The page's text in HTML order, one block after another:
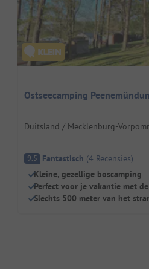
Ostseecamping
Duitsland / Mecklenburg-
9.5 Fantastisch (4 Recensies)
Kleine, gezellige boscamping
Perfect voor je vakantie met
Slechts 500 meter van het